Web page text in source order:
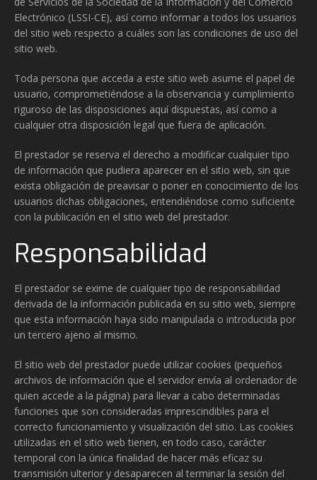
Electrónico (LSSI-CE), así como informar a todos los usuarios
del sitio web respecto a cuáles son las condiciones de uso del
sitio web.
Toda persona que acceda a este sitio web asume el papel de
usuario, comprometiéndose a la observancia y cumplimiento
riguroso de las disposiciones aquí dispuestas, así como a
cualquier otra disposición legal que fuera de aplicación.
El prestador se reserva el derecho a modificar cualquier tipo
de información que pudiera aparecer en el sitio web, sin que
exista obligación de preavisar o poner en conocimiento de los
usuarios dichas obligaciones, entendiéndose como suficiente
con la publicación en el sitio web del prestador.
Responsabilidad
El prestador se exime de cualquier tipo de responsabilidad
derivada de la información publicada en su sitio web, siempre
que esta información haya sido manipulada o introducida por
un tercero ajeno al mismo.
El sitio web del prestador puede utilizar cookies (pequeños
archivos de información que el servidor envía al ordenador de
quien accede a la página) para llevar a cabo determinadas
funciones que son consideradas imprescindibles para el
correcto funcionamiento y visualización del sitio. Las cookies
utilizadas en el sitio web tienen, en todo caso, carácter
temporal con la única finalidad de hacer más eficaz su
transmisión ulterior y desaparecen al terminar la sesión del